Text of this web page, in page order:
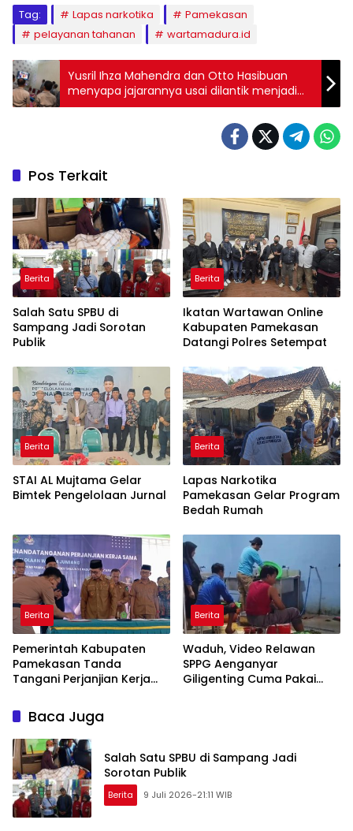
Tag: Lapas narkotika
Pamekasan
pelayanan tahanan
wartamadura.id
Yusril Ihza Mahendra dan Otto Hasibuan
menyapa jajarannya usai dilantik menjadi
Menteri
Pos Terkait
Berita
Salah Satu SPBU di
Sampang Jadi Sorotan
Publik
Berita
Ikatan Wartawan Online
Kabupaten Pamekasan
Datangi Polres Setempat
Berita
STAI AL Mujtama Gelar
Bimtek Pengelolaan Jurnal
Berita
Lapas Narkotika
Pamekasan Gelar Program
Bedah Rumah
Berita
Pemerintah Kabupaten
Pamekasan Tanda
Tangani Perjanjian Kerja
Jumiang
Berita
Waduh, Video Relawan
SPPG Aenganyar
Giligenting Cuma Pakai
Baca Juga
Salah Satu SPBU di Sampang Jadi
Sorotan Publik
Berita 9 Juli 2026-21:11 WIB